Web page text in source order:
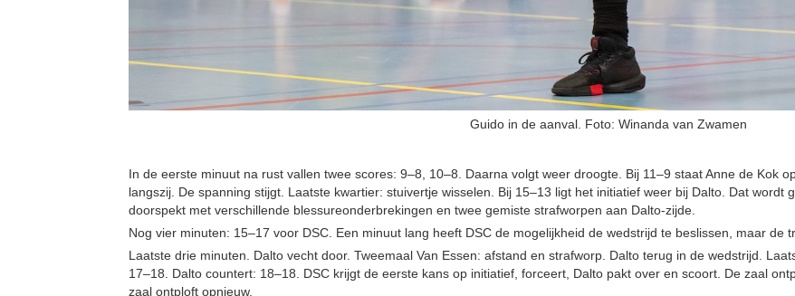
Guido in de aanval. Foto: Winanda van Zwamen
In de eerste minuut na rust vallen twee scores: 9–8, 10–8. Daarna volgt weer droogte. Bij 11–9 staat Anne de Kok
langszij. De spanning stijgt. Laatste kwartier: stuivertje wisselen. Bij 15–13 ligt het initiatief weer bij Dalto. Dat wordt
doorspekt met verschillende blessureonderbrekingen en twee gemiste strafworpen aan Dalto‑zijde.
Nog vier minuten: 15–17 voor DSC. Een minuut lang heeft DSC de mogelijkheid de wedstrijd te beslissen, maar de
Laatste drie minuten. Dalto vecht door. Tweemaal Van Essen: afstand en strafworp. Dalto terug in de wedstrijd.
17–18. Dalto countert: 18–18. DSC krijgt de eerste kans op initiatief, forceert, Dalto pakt over en scoort. De zaal
zaal ontploft opnieuw.